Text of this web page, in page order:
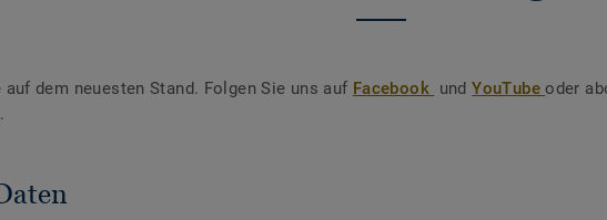
auf dem neuesten Stand. Folgen Sie uns auf Facebook undYouTubeoder
.